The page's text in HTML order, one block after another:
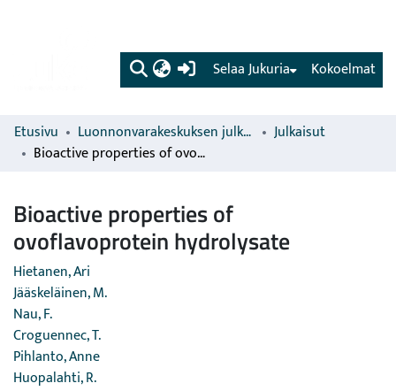
(current) Kokoelmat
Selaa Jukuria
Etusivu Luonnonvarakeskuksen julkaisut
Julkaisut
Bioactive properties of ovoflavoprotein hydrolysate
Bioactive properties of
ovoflavoprotein hydrolysate
Hietanen, Ari
Jääskeläinen, M.
Nau, F.
Croguennec, T.
Pihlanto, Anne
Huopalahti, R.